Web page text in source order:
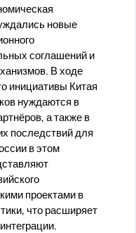
новые
соглашений и
В ходе
инициативы Китая
нуждаются в
а также в
последствий для
в этом
проектами в
что расширяет